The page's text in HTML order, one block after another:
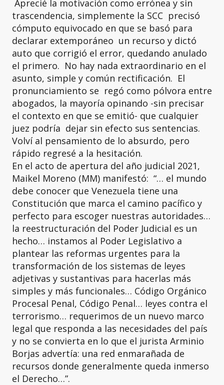
Aprecié la motivación como errónea y sin
trascendencia, simplemente la SCC precisó
cómputo equivocado en que se basó para
declarar extemporáneo un recurso y dictó
auto que corrigió el error, quedando anulado
el primero. No hay nada extraordinario en el
asunto, simple y común rectificación. El
pronunciamiento se regó como pólvora entre
abogados, la mayoría opinando -sin precisar
el contexto en que se emitió- que cualquier
juez podría dejar sin efecto sus sentencias.
Volví al pensamiento de lo absurdo, pero
rápido regresé a la hesitación.
En el acto de apertura del año judicial 2021,
Maikel Moreno (MM) manifestó: “… el mundo
debe conocer que Venezuela tiene una
Constitución que marca el camino pacífico y
perfecto para escoger nuestras autoridades…
la reestructuración del Poder Judicial es un
hecho… instamos al Poder Legislativo a
plantear las reformas urgentes para la
transformación de los sistemas de leyes
adjetivas y sustantivas para hacerlas más
simples y más funcionales… Código Orgánico
Procesal Penal, Código Penal… leyes contra el
terrorismo… requerimos de un nuevo marco
legal que responda a las necesidades del país
y no se convierta en lo que el jurista Arminio
Borjas advertía: una red enmarañada de
recursos donde generalmente queda inmerso
el Derecho…”.